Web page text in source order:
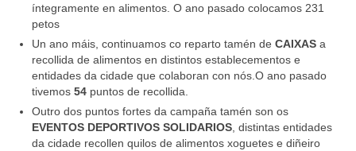
íntegramente en alimentos. O ano pasado colocamos 231
petos
Un ano máis, continuamos co reparto tamén de CAIXAS a
recollida de alimentos en distintos establecementos e
entidades da cidade que colaboran con nós.O ano pasado
tivemos 54 puntos de recollida.
Outro dos puntos fortes da campaña tamén son os
EVENTOS DEPORTIVOS SOLIDARIOS , distintas entidades
da cidade recollen quilos de alimentos xoguetes e diñeiro